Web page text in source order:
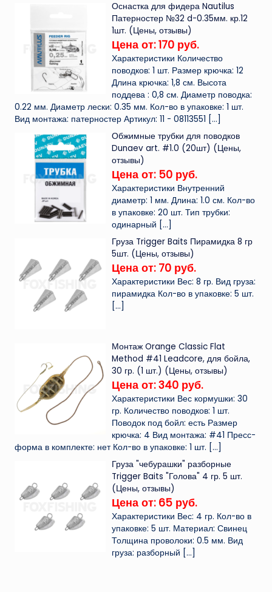
Оснастка для фидера Nautilus
Патерностер №32 d-0.35мм. кр.12
1шт. (Цены, отзывы)
Цена от: 170 руб.
Характеристики Количество
поводков: 1 шт. Размер крючка: 12
Длина крючка: 1,8 см. Высота
поддева : 0,8 см. Диаметр поводка:
0.22 мм. Диаметр лески: 0.35 мм. Кол-во в упаковке: 1 шт.
Вид монтажа: патерностер Артикул: 11 - 08113551 […]
Обжимные трубки для поводков
Dunaev art. #1.0 (20шт) (Цены,
отзывы)
Цена от: 50 руб.
Характеристики Внутренний
диаметр: 1 мм. Длина: 1.0 см. Кол-во
в упаковке: 20 шт. Тип трубки:
одинарный […]
Груза Trigger Baits Пирамидка 8 гр
5шт. (Цены, отзывы)
Цена от: 70 руб.
Характеристики Вес: 8 гр. Вид груза:
пирамидка Кол-во в упаковке: 5 шт.
[…]
Монтаж Orange Classic Flat
Method #41 Leadcore, для бойла,
30 гр. (1 шт.) (Цены, отзывы)
Цена от: 340 руб.
Характеристики Вес кормушки: 30
гр. Количество поводков: 1 шт.
Поводок под бойл: есть Размер
крючка: 4 Вид монтажа: #41 Пресс-
форма в комплекте: нет Кол-во в упаковке: 1 шт. […]
Груза "чебурашки" разборные
Trigger Baits "Голова" 4 гр. 5 шт.
(Цены, отзывы)
Цена от: 65 руб.
Характеристики Вес: 4 гр. Кол-во в
упаковке: 5 шт. Материал: Свинец
Толщина проволоки: 0.5 мм. Вид
груза: разборный […]